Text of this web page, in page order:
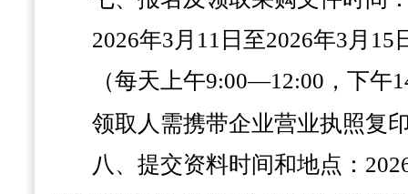
2026年3月11日至2026年3月15
（每天上午9:00—12:00，下午
领取人需携带企业营业执照复
八、 提交资料时间和地点：